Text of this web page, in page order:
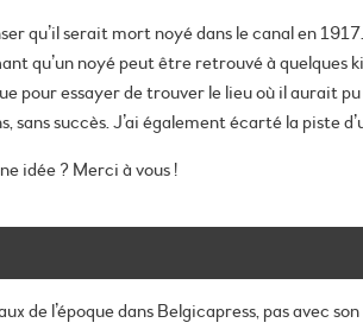
qu’il serait mort noyé dans le canal en
qu’un noyé peut être retrouvé à
pour essayer de trouver le lieu où il aurait
sans succès. J’ai également écarté la piste
idée ? Merci à vous !
de l’époque dans Belgicapress, pas avec